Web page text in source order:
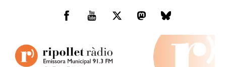
Facebook
You
TwitterMastodonBluesky